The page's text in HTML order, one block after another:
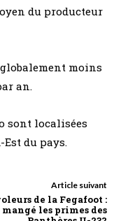
du producteur
moins
an.
sont localisées
du pays.
Article suivant
de la Fegafoot :
mangé les primes des